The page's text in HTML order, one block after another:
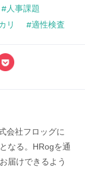
人事課題
リ 適性検査
会社フロッグに
なる。HRogを通
届けできるよう